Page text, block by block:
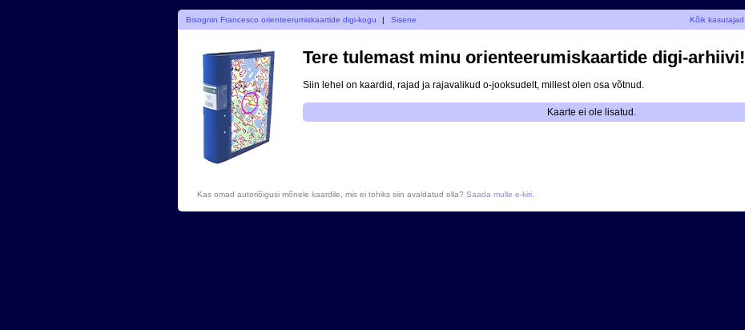
Bisognin Francesco orienteerumiskaartide digi-kogu | Sisene Kõik kasutajad
Tere tulemast minu orienteerumiskaartide digi-arhiivi!
Siin lehel on kaardid, rajad ja rajavalikud o-jooksudelt, millest olen osa võtnud.
Kaarte ei ole lisatud.
Kas omad autoriõigusi mõnele kaardile, mis ei tohiks siin avaldatud olla? Saada mulle e-kiri